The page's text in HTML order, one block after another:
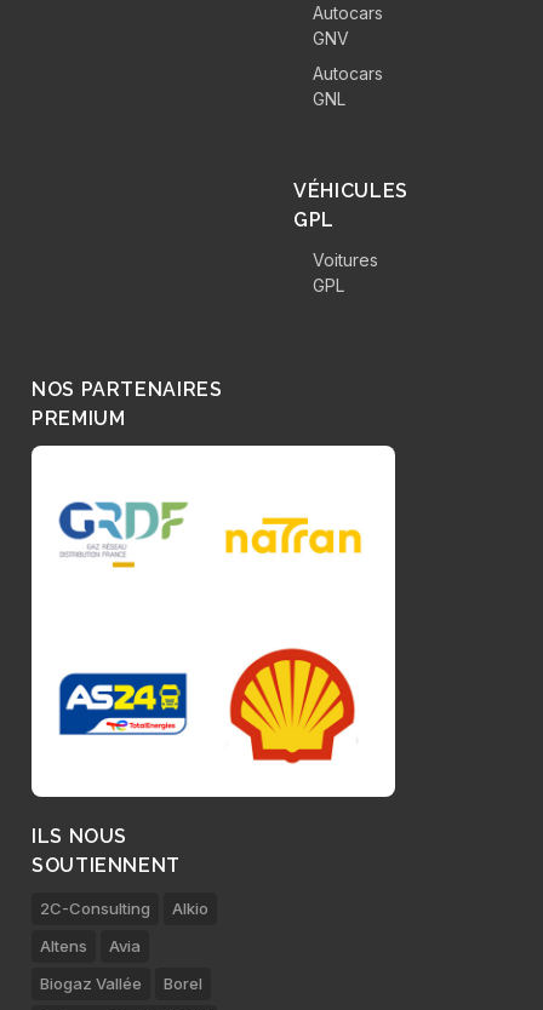
Autocars
GNV
Autocars
GNL
VÉHICULES
GPL
Voitures
GPL
NOS PARTENAIRES
PREMIUM
ILS NOUS
SOUTIENNENT
2C-Consulting
Alkio
Altens
Avia
Biogaz Vallée
Borel